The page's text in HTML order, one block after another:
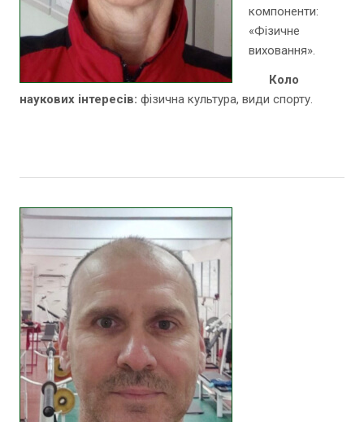
компоненти:
«Фізичне
виховання».
Коло
наукових інтересів: фізична культура, види спорту.